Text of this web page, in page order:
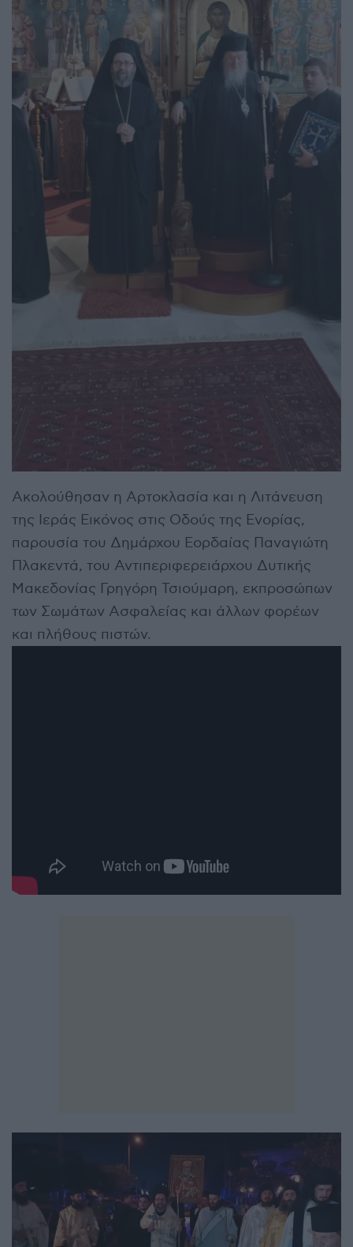
Ακολούθησαν η Αρτοκλασία και η Λιτάνευση
της Ιεράς Εικόνος στις Οδούς της Ενορίας,
παρουσία του Δημάρχου Εορδαίας Παναγιώτη
Πλακεντά, του Αντιπεριφερειάρχου Δυτικής
Μακεδονίας Γρηγόρη Τσιούμαρη, εκπροσώπων
των Σωμάτων Ασφαλείας και άλλων φορέων
και πλήθους πιστών.